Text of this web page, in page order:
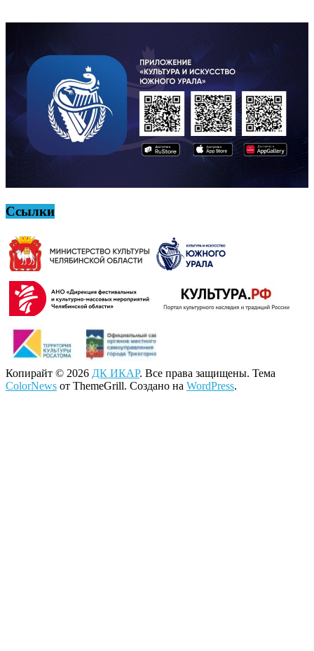
Ссылки
Копирайт © 2026 ДК ИКАР. Все права защищены. Тема
ColorNews от ThemeGrill. Создано на WordPress.